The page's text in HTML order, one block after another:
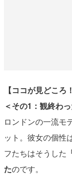
【ココが見どころ
＜その1：観終わ
ロンドンの一流モ
ット。彼女の個性
フたちはそうした
たのです。